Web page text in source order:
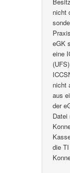
nicht
eGK
eine
nicht
aus
der
Datei
die